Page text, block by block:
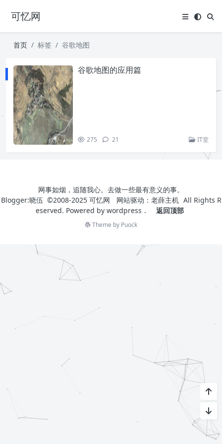
可忆网
首页 标签 谷歌地图
谷歌地图的应用篇
275 21 IT堂
网事如烟，追随我心。去做一些最有意义的事。
Blogger:晓伍 ©2008-2025 可忆网 网站驱动： 老薛主机 All Rights R
eserved. Powered by wordpress . 返回顶部
Theme by Puock